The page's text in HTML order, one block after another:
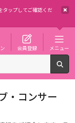
タップしてご確認くだ
会員登録 メニュー
・コンサー